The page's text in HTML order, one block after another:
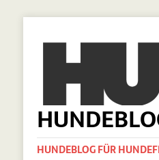
HUNDEBLOG FÜR